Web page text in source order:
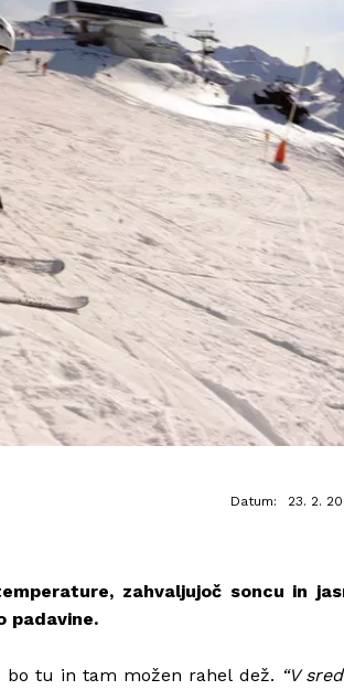
Datum: 23. 2.
zahvaljujoč soncu in
padavine.
bo tu in tam možen rahel dež. “V